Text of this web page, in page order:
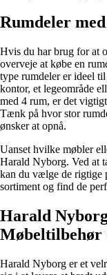
Rumdeler
Hvis du har brug for at
overveje at købe en
type rumdeler er ideel
kontor, et legeområde
med 4 rum, er det
Tænk på hvor stor
ønsker at opnå.
Uanset hvilke møbler
Harald Nyborg. Ved at
kan du vælge de rigtige
sortiment og find de
Harald
Møbeltilbehør
Harald Nyborg er et